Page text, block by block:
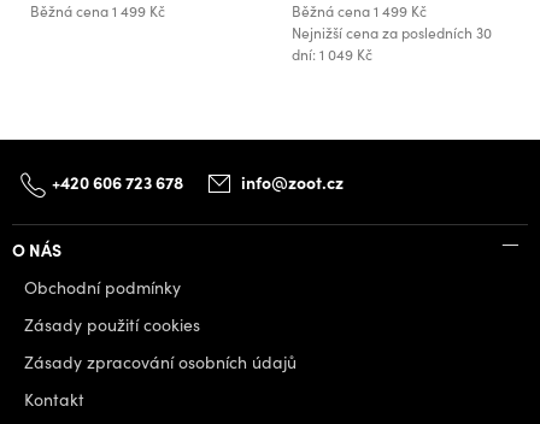
Běžná cena1 499 Kč Běžná cena1 499 Kč
Nejnižší cena za posledních 30
dní: 1 049 Kč
+420 606 723 678 info@zoot.cz
O NÁS
Obchodní podmínky
Zásady použití cookies
Zásady zpracování osobních údajů
Kontakt